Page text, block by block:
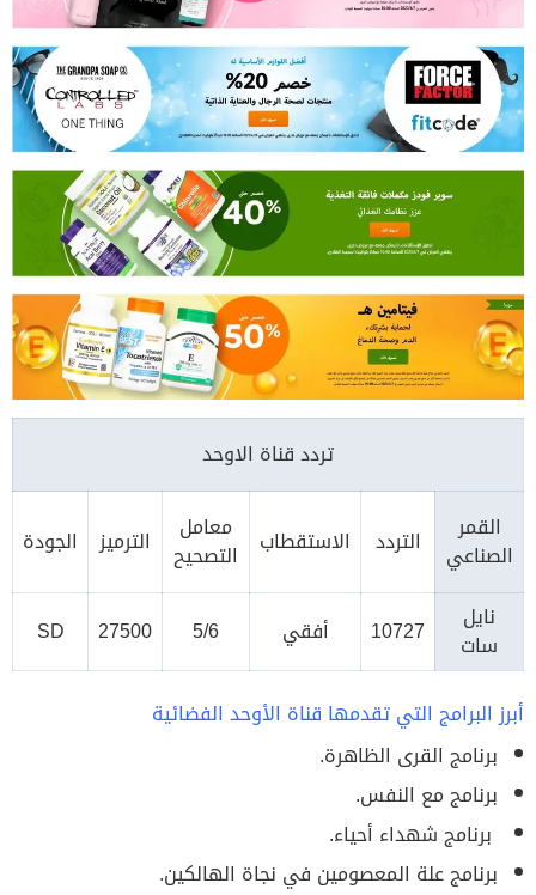
تردد قناة الاوحد
القمر
الصناعي التردد الاستقطاب معامل
التصحيح الترميز الجودة
نايل
سات 10727 أفقي 5/6
27500
SD
أبرز البرامج التي تقدمها قناة الأوحد الفضائية
برنامج القرى الظاهرة.
برنامج مع النفس.
برنامج شهداء أحياء.
برنامج علة المعصومين في نجاة الهالكين.